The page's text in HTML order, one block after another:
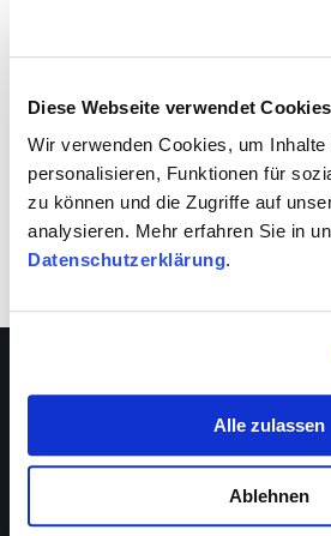
Diese Webseite verwendet Cookies
Wir verwenden Cookies, um Inhalte
personalisieren, Funktionen für
zu können und die Zugriffe auf
analysieren. Mehr erfahren Sie in
Datenschutzerklärung.
Alle zulassen
Ablehnen
VIVA schafft auch für dich
Über VIVA
Die Stiftung